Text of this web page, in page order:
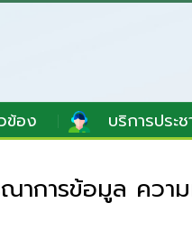
ข้อง บริการประ
ณาการข้อมูล คว